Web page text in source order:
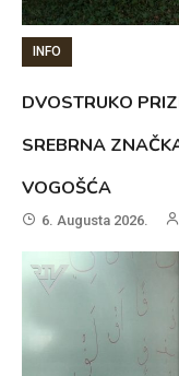
INFO
DVOSTRUKO
SREBRNA
VOGOŠĆA
6. Augusta 2026.